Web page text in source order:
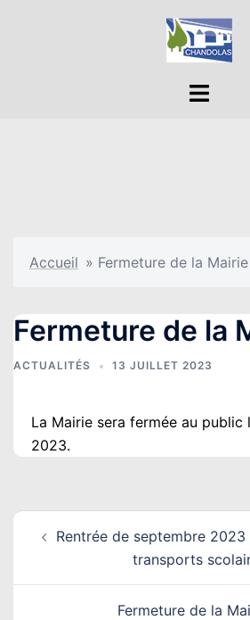
Ouvrir/
Accueil » Fermeture de la Mairie
Fermeture de la
ACTUALITÉS 13 JUILLET 2023
La Mairie sera fermée au public
2023.
Navigation
d’article
Rentrée de septembre
transports
Fermeture de la